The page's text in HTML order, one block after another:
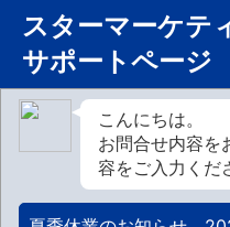
スターマーケテ
サポートページ